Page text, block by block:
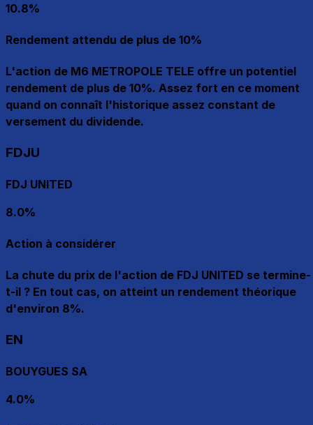
10.8%
Rendement attendu de plus de 10%
L'action de M6 METROPOLE TELE offre un potentiel
rendement de plus de 10%. Assez fort en ce moment
quand on connaît l'historique assez constant de
versement du dividende.
FDJU
FDJ UNITED
8.0%
Action à considérer
La chute du prix de l'action de FDJ UNITED se termine-
t-il ? En tout cas, on atteint un rendement théorique
d'environ 8%.
EN
BOUYGUES SA
4.0%